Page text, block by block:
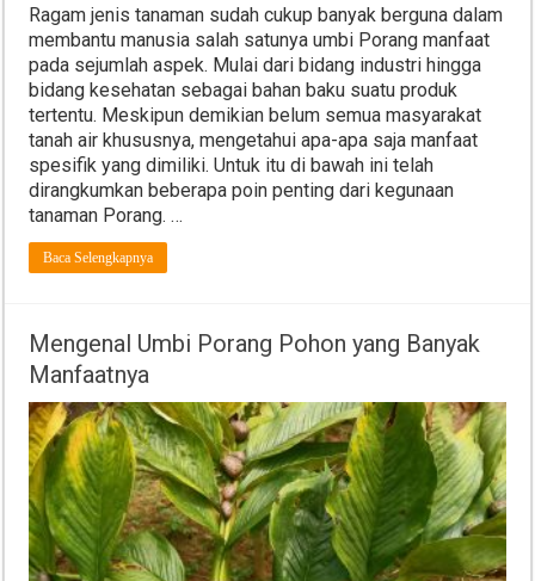
Ragam jenis tanaman sudah cukup banyak berguna dalam
membantu manusia salah satunya umbi Porang manfaat
pada sejumlah aspek. Mulai dari bidang industri hingga
bidang kesehatan sebagai bahan baku suatu produk
tertentu. Meskipun demikian belum semua masyarakat
tanah air khususnya, mengetahui apa-apa saja manfaat
spesifik yang dimiliki. Untuk itu di bawah ini telah
dirangkumkan beberapa poin penting dari kegunaan
tanaman Porang. …
Baca Selengkapnya
Mengenal Umbi Porang Pohon yang Banyak
Manfaatnya